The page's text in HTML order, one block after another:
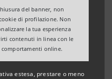
del banner, non
di profilazione. Non
la tua esperienza
contenuti in linea con le
online.
estesa, prestare o meno